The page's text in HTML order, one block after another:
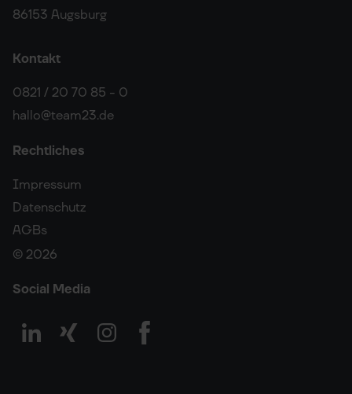
86153 Augsburg
Kontakt
0821 / 20 70 85 - 0
hallo@team23.de
Rechtliches
Impressum
Datenschutz
AGBs
© 2026
Social Media